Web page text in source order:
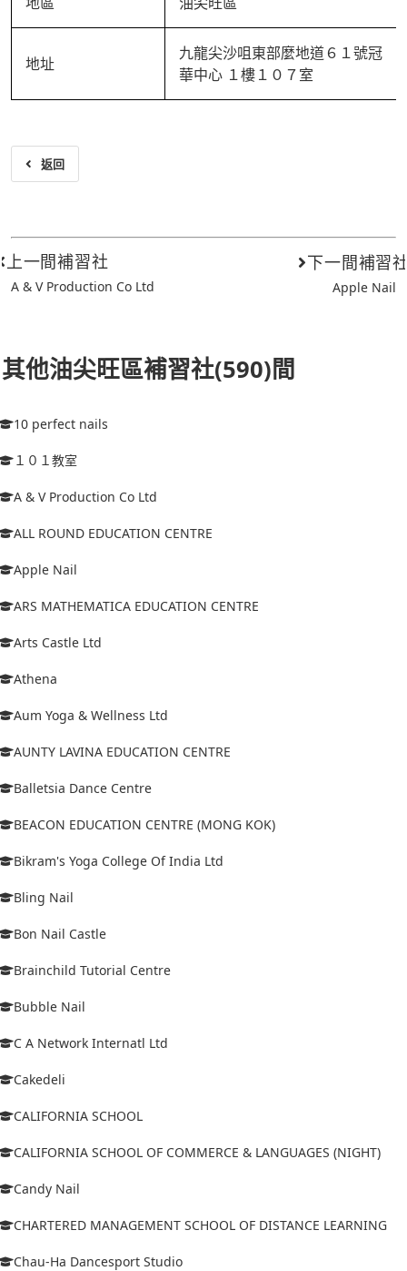
地址
九龍尖沙咀東部麼地道６１號冠
華中心 １樓１０７室
返回
上一間補習社
A & V Production Co Ltd
下一間補習
Apple Nail
其他油尖旺區補習社(590)間
10 perfect nails
１０１教室
A & V Production Co Ltd
ALL ROUND EDUCATION CENTRE
Apple Nail
ARS MATHEMATICA EDUCATION CENTRE
Arts Castle Ltd
Athena
Aum Yoga & Wellness Ltd
AUNTY LAVINA EDUCATION CENTRE
Balletsia Dance Centre
BEACON EDUCATION CENTRE (MONG KOK)
Bikram's Yoga College Of India Ltd
Bling Nail
Bon Nail Castle
Brainchild Tutorial Centre
Bubble Nail
C A Network Internatl Ltd
Cakedeli
CALIFORNIA SCHOOL
CALIFORNIA SCHOOL OF COMMERCE & LANGUAGES (NIGHT)
Candy Nail
CHARTERED MANAGEMENT SCHOOL OF DISTANCE LEARNING
Chau-Ha Dancesport Studio